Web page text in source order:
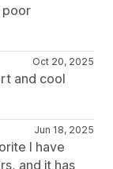
poor
Oct 20, 2025
and cool
Jun 18, 2025
I have
and it has